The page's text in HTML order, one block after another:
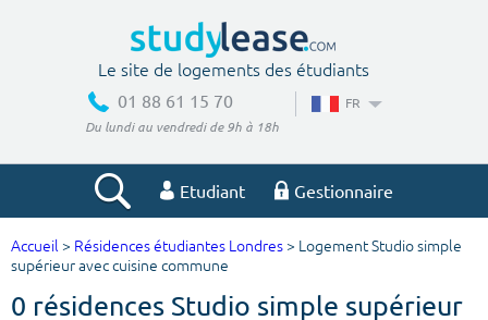
Le site de logements des étudiants
01 88 61 15 70
Du lundi au vendredi de 9h à 18h
FR
Etudiant Gestionnaire
Votre recherche
Ville, école
Accueil > Résidences étudiantes Londres > Logement Studio simple
supérieur avec cuisine commune
0 résidences Studio simple supérieur